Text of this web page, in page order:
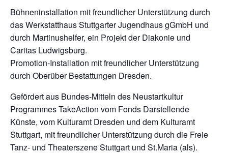
Bühneninstallation mit freundlicher Unterstützung durch
das Werkstatthaus Stuttgarter Jugendhaus gGmbH und
durch Martinushelfer, ein Projekt der Diakonie und
Caritas Ludwigsburg.
Promotion-Installation mit freundlicher Unterstützung
durch Oberüber Bestattungen Dresden.
Gefördert aus Bundes-Mitteln des Neustartkultur
Programmes TakeAction vom Fonds Darstellende
Künste, vom Kulturamt Dresden und dem Kulturamt
Stuttgart, mit freundlicher Unterstützung durch die Freie
Tanz- und Theaterszene Stuttgart und St.Maria (als).